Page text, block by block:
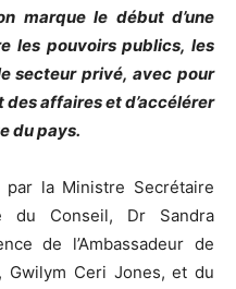
marque le début d’une
les pouvoirs publics, les
secteur privé, avec pour
affaires et d’accélérer
du pays.
la Ministre Secrétaire
du Conseil, Dr Sandra
de l’Ambassadeur de
Gwilym Ceri Jones, et du